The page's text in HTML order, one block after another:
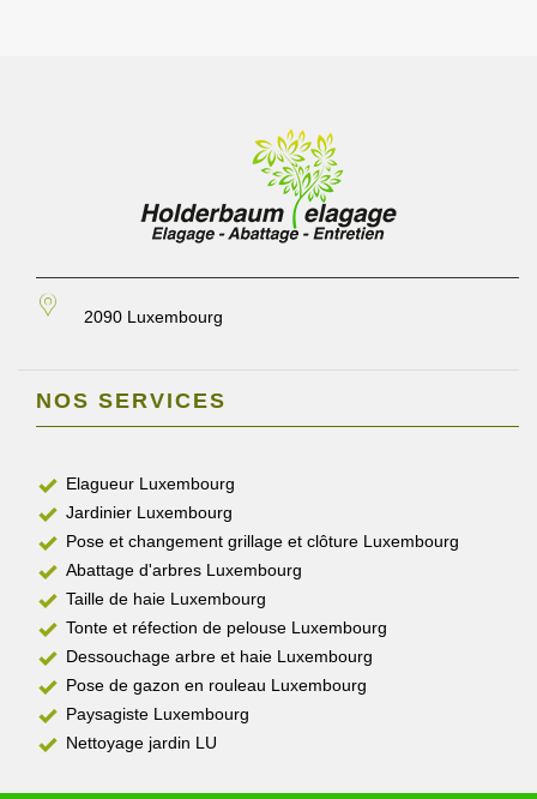
2090 Luxembourg
NOS SERVICES
Elagueur Luxembourg
Jardinier Luxembourg
Pose et changement grillage et clôture Luxembourg
Abattage d'arbres Luxembourg
Taille de haie Luxembourg
Tonte et réfection de pelouse Luxembourg
Dessouchage arbre et haie Luxembourg
Pose de gazon en rouleau Luxembourg
Paysagiste Luxembourg
Nettoyage jardin LU